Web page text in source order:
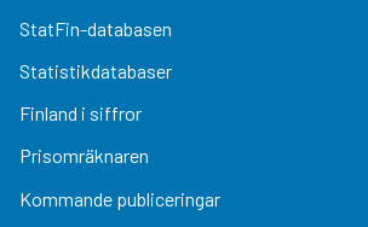
StatFin-databasen
Statistikdatabaser
Finland i siffror
Prisomräknaren
Kommande publiceringar